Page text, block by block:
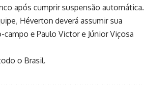
após cumprir suspensão automática.
Héverton deverá assumir sua
e Paulo Victor e Júnior Viçosa
o Brasil.